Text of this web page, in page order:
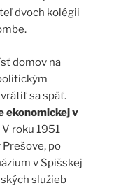
dvoch kolégii
domov na
sa späť.
ekonomickej v
roku 1951
po
v Spišskej
služieb